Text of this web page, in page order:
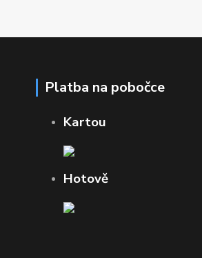
Platba na pobočce
Kartou
Hotově